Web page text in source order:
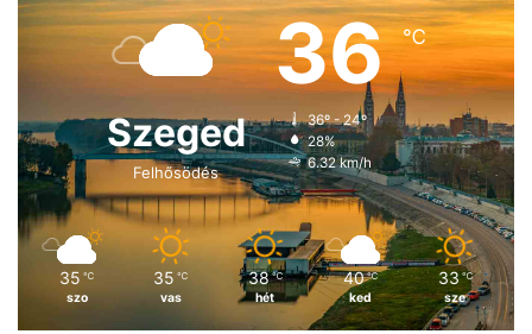
Szeged
Felhősödés
36℃
36º - 24º
28%
6.32 km/h
35 ℃
szo
35 ℃
vas
38 ℃
hét
40 ℃
ked
33 ℃
sze